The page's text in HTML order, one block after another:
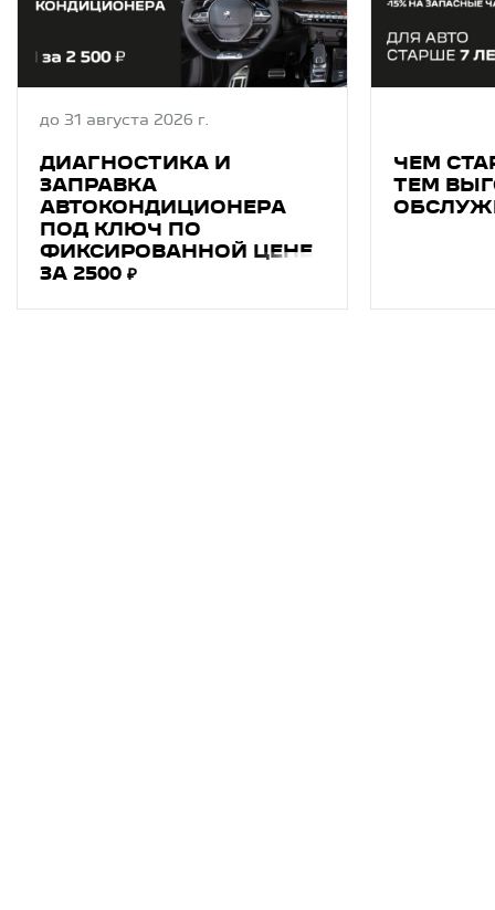
до 31 августа 2026 г.
ДИАГНОСТИКA И
ЗAПPAВКA
АВТОКОНДИЦИОНEРA
ПОД КЛЮЧ ПО
ФИКСИРОВАННОЙ ЦЕНЕ
ЗА 2500 ₽
ЧЕМ
ТЕМ